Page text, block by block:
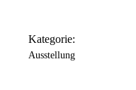
Kategorie:
Ausstellung